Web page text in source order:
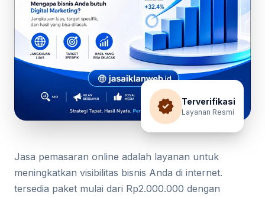
verified Terverifikasi
Layanan Resmi
Jasa pemasaran online adalah layanan untuk
meningkatkan visibilitas bisnis Anda di internet.
tersedia paket mulai dari Rp2.000.000 dengan